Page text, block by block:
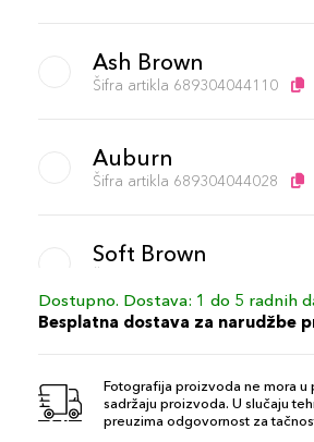
Ash Brown
Šifra artikla 689304044110
Auburn
Šifra artikla 689304044028
Soft Brown
Dostupno. Dostava: 1 do 5 radnih
Besplatna dostava za narudžbe
Fotografija proizvoda ne mora
sadržaju proizvoda. U slučaju
preuzima odgovornost za